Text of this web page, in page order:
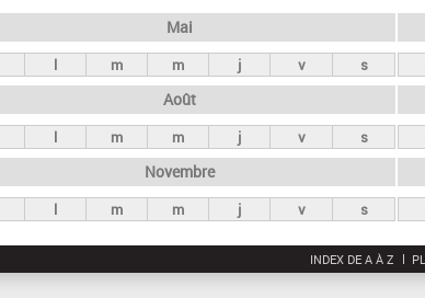
Mai
l m m j v s
Août
l m m j v s
Novembre
l m m j v s
INDEX DE A À Z